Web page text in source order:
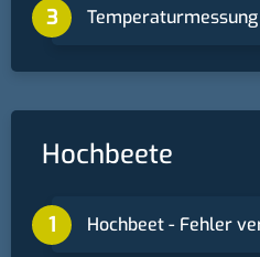
Hochbeete
Hochbeet - Fehler